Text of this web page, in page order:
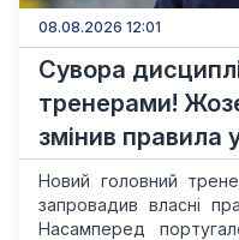
08.08.2026 12:01
Сувора
тренерами!
змінив правила
Новий головний
запровадив власні
Насамперед